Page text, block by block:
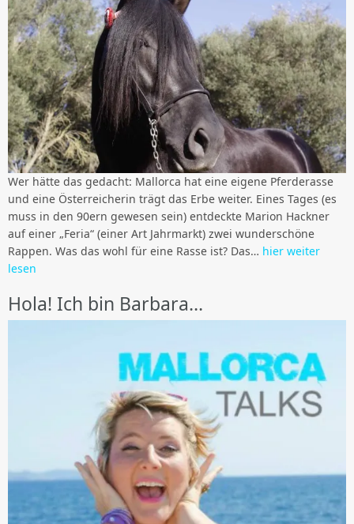
Wer hätte das gedacht: Mallorca hat eine eigene Pferderasse
und eine Österreicherin trägt das Erbe weiter. Eines Tages (es
muss in den 90ern gewesen sein) entdeckte Marion Hackner
auf einer „Feria“ (einer Art Jahrmarkt) zwei wunderschöne
Rappen. Was das wohl für eine Rasse ist? Das… hier weiter
lesen
Hola! Ich bin Barbara…